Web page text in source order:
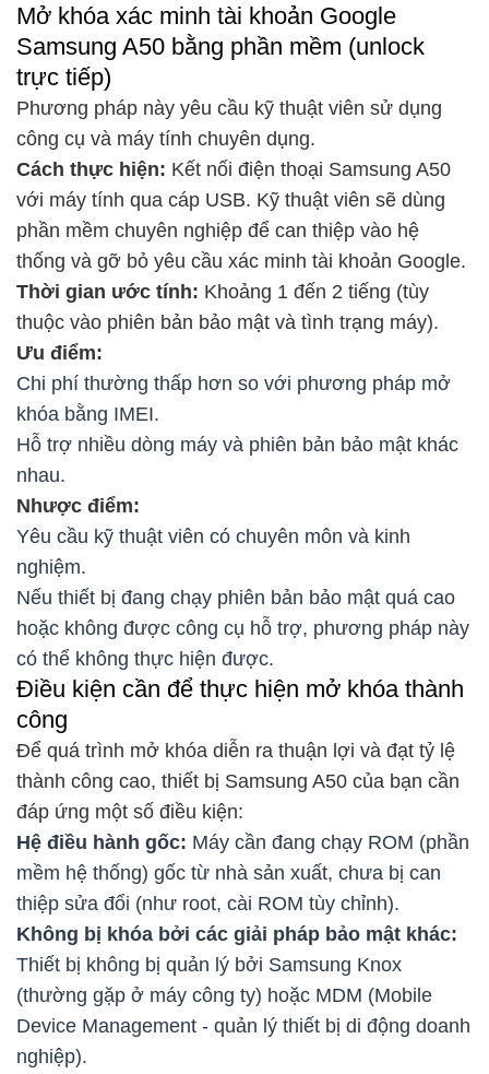
Mở khóa xác minh tài khoản Google
Samsung A50 bằng phần mềm (unlock
trực tiếp)
Phương pháp này yêu cầu kỹ thuật viên sử dụng
công cụ và máy tính chuyên dụng.
Cách thực hiện: Kết nối điện thoại Samsung A50
với máy tính qua cáp USB. Kỹ thuật viên sẽ dùng
phần mềm chuyên nghiệp để can thiệp vào hệ
thống và gỡ bỏ yêu cầu xác minh tài khoản Google.
Thời gian ước tính: Khoảng 1 đến 2 tiếng (tùy
thuộc vào phiên bản bảo mật và tình trạng máy).
Ưu điểm:
Chi phí thường thấp hơn so với phương pháp mở
khóa bằng IMEI.
Hỗ trợ nhiều dòng máy và phiên bản bảo mật khác
nhau.
Nhược điểm:
Yêu cầu kỹ thuật viên có chuyên môn và kinh
nghiệm.
Nếu thiết bị đang chạy phiên bản bảo mật quá cao
hoặc không được công cụ hỗ trợ, phương pháp này
có thể không thực hiện được.
Điều kiện cần để thực hiện mở khóa thành
công
Để quá trình mở khóa diễn ra thuận lợi và đạt tỷ lệ
thành công cao, thiết bị Samsung A50 của bạn cần
đáp ứng một số điều kiện:
Hệ điều hành gốc: Máy cần đang chạy ROM (phần
mềm hệ thống) gốc từ nhà sản xuất, chưa bị can
thiệp sửa đổi (như root, cài ROM tùy chỉnh).
Không bị khóa bởi các giải pháp bảo mật khác:
Thiết bị không bị quản lý bởi Samsung Knox
(thường gặp ở máy công ty) hoặc MDM (Mobile
Device Management - quản lý thiết bị di động doanh
nghiệp).